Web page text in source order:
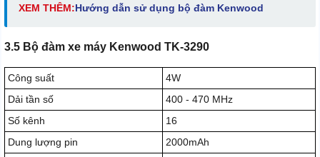
XEM THÊM:Hướng dẫn sử dụng bộ đàm Kenwood
3.5 Bộ đàm xe máy Kenwood TK-3290
Công suất
4W
Dải tần số
400 - 470 MHz
Số kênh
16
Dung lượng pin
2000mAh